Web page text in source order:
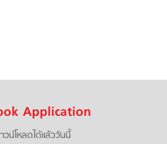
Application
วน์โหลดได้แล้ววันนี้